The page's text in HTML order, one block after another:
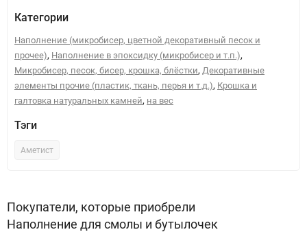
Категории
Наполнение (микробисер, цветной декоративный песок и
прочее), Наполнение в эпоксидку (микробисер и т.п.),
Микробисер, песок, бисер, крошка, блёстки, Декоративные
элементы прочие (пластик, ткань, перья и т.д.), Крошка и
галтовка натуральных камней, на вес
Тэги
Аметист
Покупатели, которые приобрели
Наполнение для смолы и бутылочек